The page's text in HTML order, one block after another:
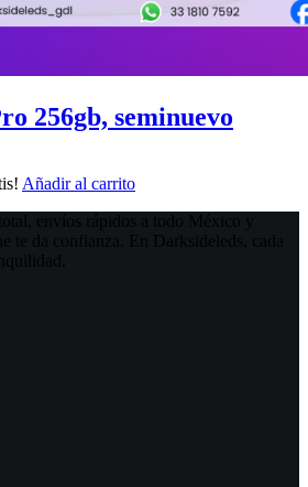
256gb, seminuevo
Añadir al carrito
envíos rápidos a todo México y
te da confianza. En Darksideleds, cada